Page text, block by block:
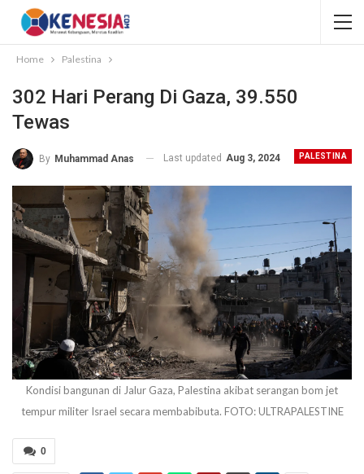
Home Palestina
302 Hari Perang Di Gaza, 39.550
Tewas
PALESTINA
By Muhammad Anas Last updated Aug 3, 2024
Kondisi bangunan di Jalur Gaza, Palestina akibat serangan bom jet
tempur militer Israel secara membabibuta. FOTO: ULTRAPALESTINE
0